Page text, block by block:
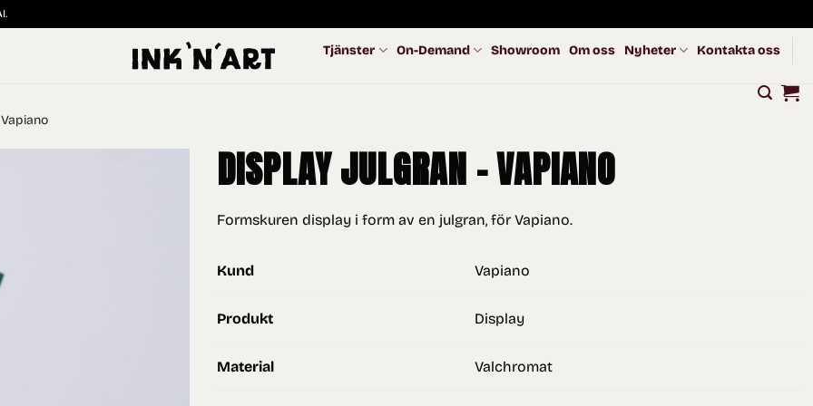
Tjänster On-Demand Showroom Om oss Nyheter Kontakta oss
DISPLAY JULGRAN – VAPIANO
Formskuren display i form av en julgran, för Vapiano.
Kund Vapiano
Produkt Display
Material Valchromat